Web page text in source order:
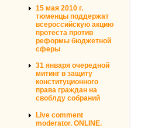
15 мая 2010 г.
тюменцы поддержат
всероссийскую акцию
протеста против
реформы бюджетной
сферы
31 января очередной
митинг в защиту
конституционного
права граждан на
своблду собраний
Live comment
moderator. ONLINE.